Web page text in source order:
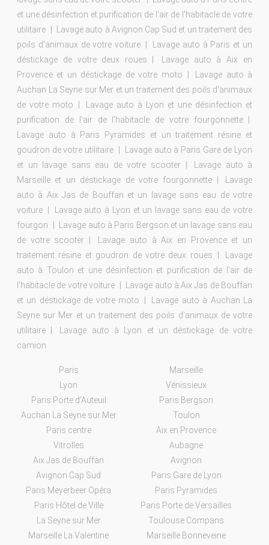
et une désinfection et purification de l'air de l'habitacle de votre
utilitaire
Lavage auto à Avignon Cap Sud et un traitement des
poils d'animaux de votre voiture
Lavage auto à Paris et un
déstickage de votre deux roues
Lavage auto à Aix en
Provence et un déstickage de votre moto
Lavage auto à
Auchan La Seyne sur Mer et un traitement des poils d'animaux
de votre moto
Lavage auto à Lyon et une désinfection et
purification de l'air de l'habitacle de votre fourgonnette
Lavage auto à Paris Pyramides et un traitement résine et
goudron de votre utilitaire
Lavage auto à Paris Gare de Lyon
et un lavage sans eau de votre scooter
Lavage auto à
Marseille et un déstickage de votre fourgonnette
Lavage
auto à Aix Jas de Bouffan et un lavage sans eau de votre
voiture
Lavage auto à Lyon et un lavage sans eau de votre
fourgon
Lavage auto à Paris Bergson et un lavage sans eau
de votre scooter
Lavage auto à Aix en Provence et un
traitement résine et goudron de votre deux roues
Lavage
auto à Toulon et une désinfection et purification de l'air de
l'habitacle de votre voiture
Lavage auto à Aix Jas de Bouffan
et un déstickage de votre moto
Lavage auto à Auchan La
Seyne sur Mer et un traitement des poils d'animaux de votre
utilitaire
Lavage auto à Lyon et un déstickage de votre
camion
Paris
Marseille
Lyon
Vénissieux
Paris Porte d’Auteuil
Paris Bergson
Auchan La Seyne sur Mer
Toulon
Paris centre
Aix en Provence
Vitrolles
Aubagne
Aix Jas de Bouffan
Avignon
Avignon Cap Sud
Paris Gare de Lyon
Paris Meyerbeer Opéra
Paris Pyramides
Paris Hôtel de Ville
Paris Porte de Versailles
La Seyne sur Mer
Toulouse Compans
Marseille La Valentine
Marseille Bonneveine